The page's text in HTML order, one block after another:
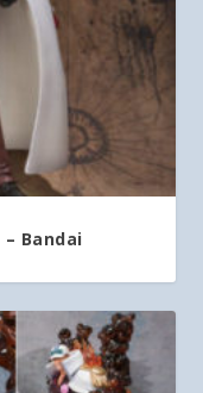
Bandai